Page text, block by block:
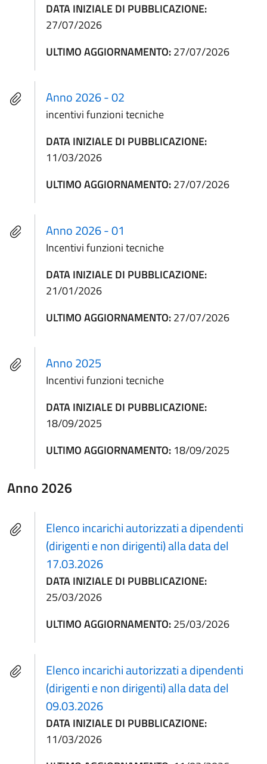
DATA INIZIALE DI PUBBLICAZIONE:
27/07/2026
ULTIMO AGGIORNAMENTO:27/07/2026
Anno 2026 - 02
incentivi funzioni tecniche
DATA INIZIALE DI PUBBLICAZIONE:
11/03/2026
ULTIMO AGGIORNAMENTO:27/07/2026
Anno 2026 - 01
Incentivi funzioni tecniche
DATA INIZIALE DI PUBBLICAZIONE:
21/01/2026
ULTIMO AGGIORNAMENTO:27/07/2026
Anno 2025
Incentivi funzioni tecniche
DATA INIZIALE DI PUBBLICAZIONE:
18/09/2025
ULTIMO AGGIORNAMENTO: 18/09/2025
Anno 2026
Elenco incarichi autorizzati a dipendenti
(dirigenti e non dirigenti) alla data del
17.03.2026
DATA INIZIALE DI PUBBLICAZIONE:
25/03/2026
ULTIMO AGGIORNAMENTO:25/03/2026
Elenco incarichi autorizzati a dipendenti
(dirigenti e non dirigenti) alla data del
09.03.2026
DATA INIZIALE DI PUBBLICAZIONE:
11/03/2026